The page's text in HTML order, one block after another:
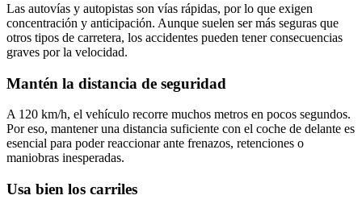
Las autovías y autopistas son vías rápidas, por lo que exigen
concentración y anticipación. Aunque suelen ser más seguras que
otros tipos de carretera, los accidentes pueden tener consecuencias
graves por la velocidad.
Mantén la distancia de seguridad
A 120 km/h, el vehículo recorre muchos metros en pocos segundos.
Por eso, mantener una distancia suficiente con el coche de delante es
esencial para poder reaccionar ante frenazos, retenciones o
maniobras inesperadas.
Usa bien los carriles